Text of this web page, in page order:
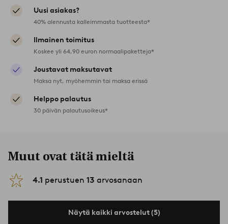
Uusi asiakas?
40% alennusta kalleimmasta tuotteesta*
Ilmainen toimitus
Koskee yli 64,90 euron normaalipaketteja*
Joustavat maksutavat
Maksa nyt, myöhemmin tai maksa erissä
Helppo palautus
30 päivän palautusoikeus*
Muut ovat tätä mieltä
4.1 perustuen 13 arvosanaan
Näytä kaikki arvostelut (5)